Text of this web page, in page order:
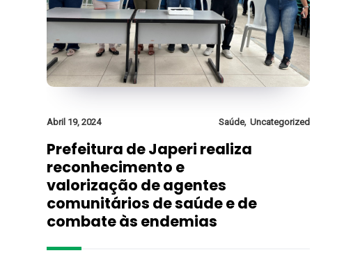
Abril 19, 2024 Saúde, Uncategorized
Prefeitura de Japeri realiza
reconhecimento e
valorização de agentes
comunitários de saúde e de
combate às endemias